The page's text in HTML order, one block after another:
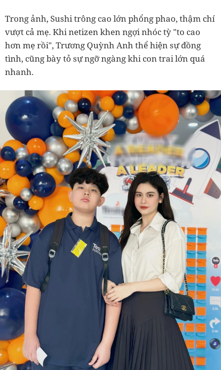
Trong ảnh, Sushi trông cao lớn phổng phao, thậm chí
vượt cả mẹ. Khi netizen khen ngợi nhóc tỳ "to cao
hơn mẹ rồi", Trương Quỳnh Anh thể hiện sự đồng
tình, cũng bày tỏ sự ngỡ ngàng khi con trai lớn quá
nhanh.